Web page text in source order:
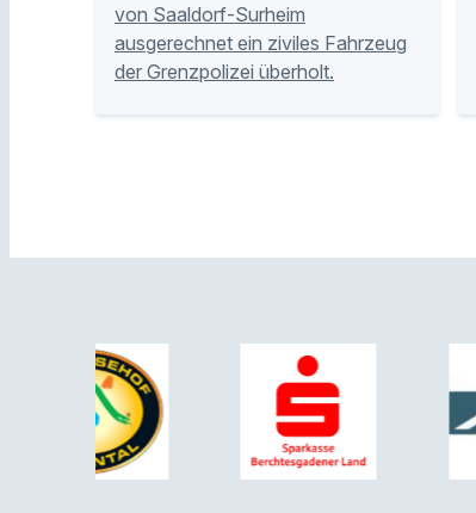
von Saaldorf-Surheim
ausgerechnet ein ziviles Fahrzeug
der Grenzpolizei überholt.